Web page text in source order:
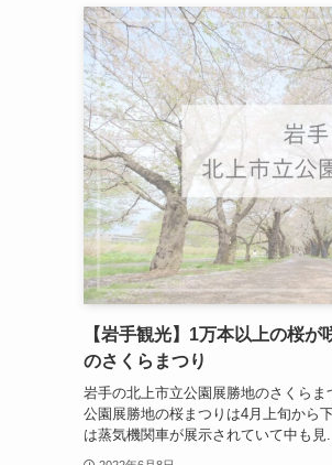
【岩手観光】1万本以上の桜
のさくらまつり
岩手の北上市立公園展勝地のさくら
公園展勝地の桜まつりは4月上旬から
は蒸気機関車が展示されていて中も見...